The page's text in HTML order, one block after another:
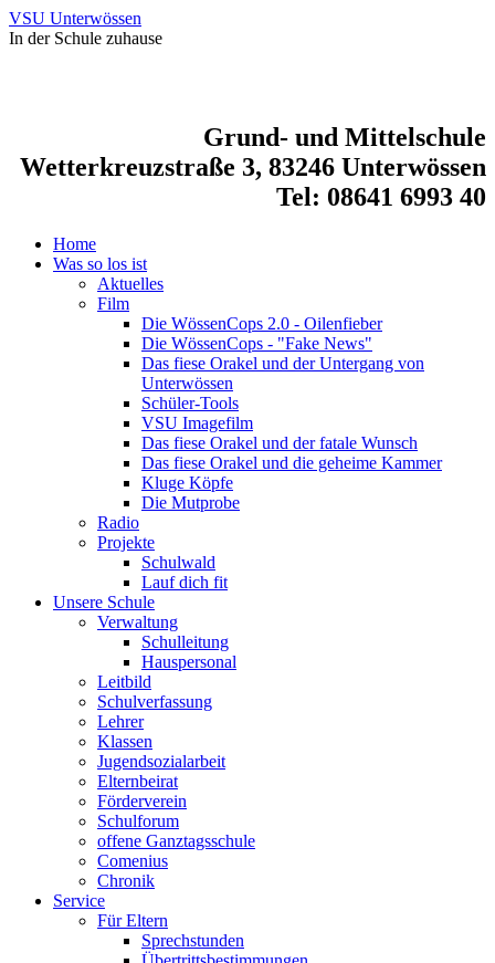
VSU Unterwössen
In der Schule zuhause
Grund- und Mittelschule
Wetterkreuzstraße 3, 83246 Unterwössen
Tel: 08641 6993 40
Home
Was so los ist
Aktuelles
Film
Die WössenCops 2.0 - Oilenfieber
Die WössenCops - "Fake News"
Das fiese Orakel und der Untergang von
Unterwössen
Schüler-Tools
VSU Imagefilm
Das fiese Orakel und der fatale Wunsch
Das fiese Orakel und die geheime Kammer
Kluge Köpfe
Die Mutprobe
Radio
Projekte
Schulwald
Lauf dich fit
Unsere Schule
Verwaltung
Schulleitung
Hauspersonal
Leitbild
Schulverfassung
Lehrer
Klassen
Jugendsozialarbeit
Elternbeirat
Förderverein
Schulforum
offene Ganztagsschule
Comenius
Chronik
Service
Für Eltern
Sprechstunden